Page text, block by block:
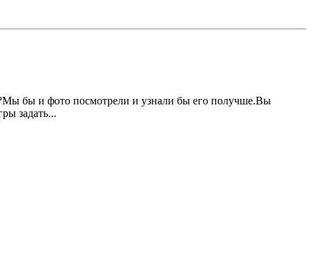
бы и фото посмотрели и узнали бы его получше.Вы
задать...